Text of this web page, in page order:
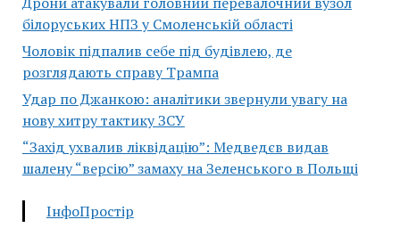
білоруських НПЗ у Смоленській області
Чоловік підпалив себе під будівлею, де
розглядають справу Трампа
Удар по Джанкою: аналітики звернули увагу на
нову хитру тактику ЗСУ
“Захід ухвалив ліквідацію”: Медведєв видав
шалену “версію” замаху на Зеленського в Польщі
ІнфоПростір